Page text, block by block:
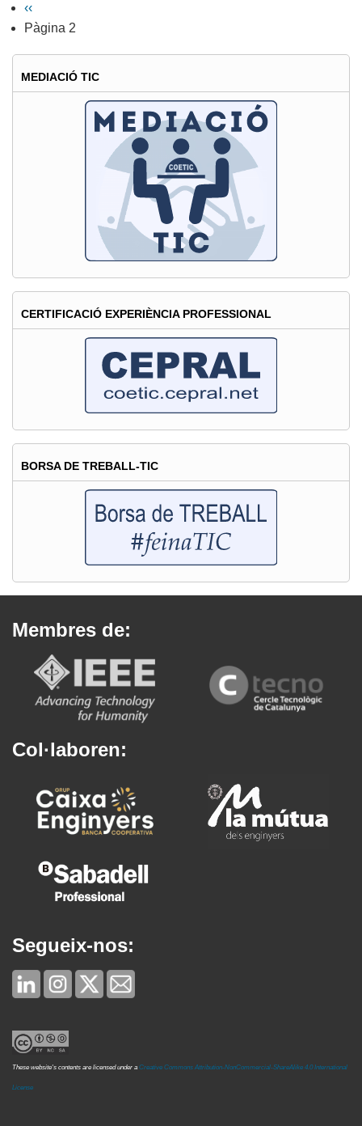
de
la
Nit
Informàtica
Paginació
Pàgina
anterior
‹‹
Pàgina 2
MEDIACIÓ TIC
CERTIFICACIÓ EXPERIÈNCIA PROFESSIONAL
BORSA DE TREBALL-TIC
Membres de:
Col·laboren:
Segueix-nos:
These website's contents are licensed under a Creative Commons Attribution-NonCommercial-ShareAlike 4.0 International
License